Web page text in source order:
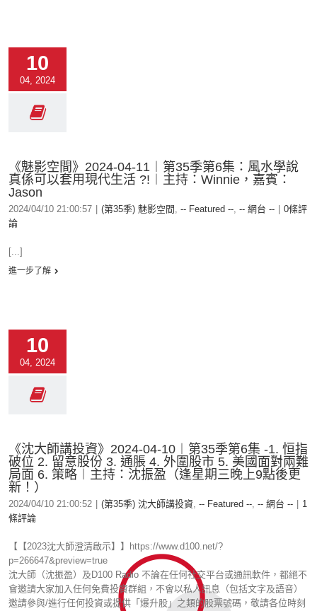
10
04, 2024
《魅影空間》2024-04-11︱第35季第6集：風水學說
真係可以套用現代生活 ?!︱主持：Winnie，嘉賓：
Jason
2024/04/10 21:00:57 (第35季) 魅影空間 , -- Featured --, -- 網台 --
0條評
論
[...]
進一步了解
10
04, 2024
《沈大師講投資》2024-04-10︱第35季第6集 -1. 恒指
破位 2. 留意股份 3. 通脹 4. 外圍股市 5. 美國面對兩難
局面 6. 策略︱主持：沈振盈（逢星期三晚上9點後更
新！）
2024/04/10 21:00:52 (第35季) 沈大師講投資, -- Featured --, -- 網台 --
1
條評論
【【2023沈大師澄清啟示】】https://www.d100.net/?
p=266647&preview=true
沈大師（沈振盈）及D100 Radio 不論在任何社交平台或通訊軟件，都絕不
會邀請大家加入任何免費投資群組，不會以私人訊息（包括文字及語音）
邀請參與/進行任何投資或提供「爆升股」之類的股票號碼，敬請各位時刻